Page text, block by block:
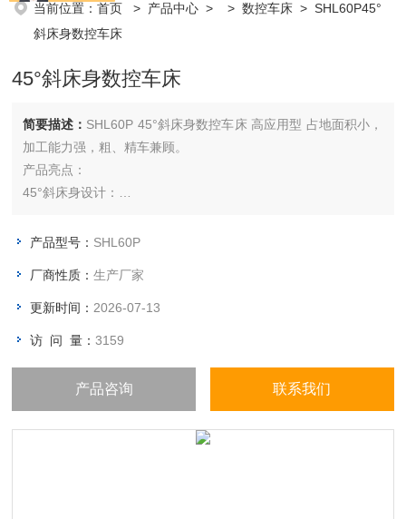
当前位置：首页 > 产品中心 > >数控车床 > SHL60P45°
斜床身数控车床
45°斜床身数控车床
简要描述： SHL60P 45°斜床身数控车床 高应用型 占地面积小，
加工能力强，粗、精车兼顾。
产品亮点：
45°斜床身设计：
工艺铸造，内部筋形布局合理，保障机床整体刚性。
通过数控系统精确控制刀具的运动轨迹和切削参数，能够实现高
精度的加工，保证零件的尺寸精度和形状精度。
产品型号： SHL60P
厂商性质：生产厂家
更新时间： 2026-07-13
访 问 量：3159
产品咨询 联系我们